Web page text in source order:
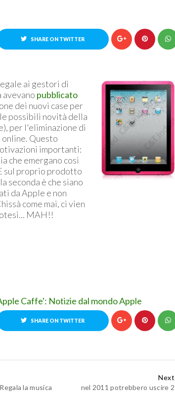
SHARE ON TWITTER
ai gestori di
avevano pubblicato
dei nuovi case per
possibili novità della
per l'eliminazione di
Questo
importanti:
che emergano così
sul proprio prodotto
seconda è che siano
da Apple e non
come mai, ci vien
MAH!!
Caffe': Notizie dal mondo Apple
SHARE ON TWITTER
Next
nel 2011 potrebbero uscire 2
la musica